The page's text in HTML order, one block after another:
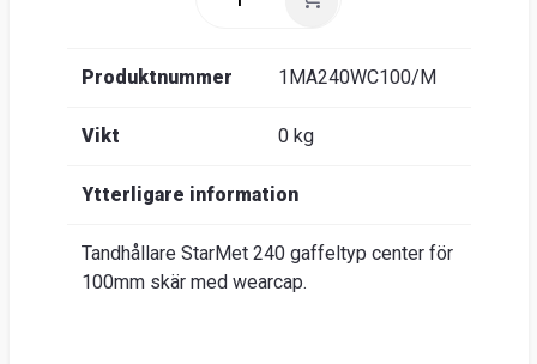
Produktnummer 1MA240WC100/M
Vikt 0 kg
Ytterligare information
Tandhållare StarMet 240 gaffeltyp center för
100mm skär med wearcap.